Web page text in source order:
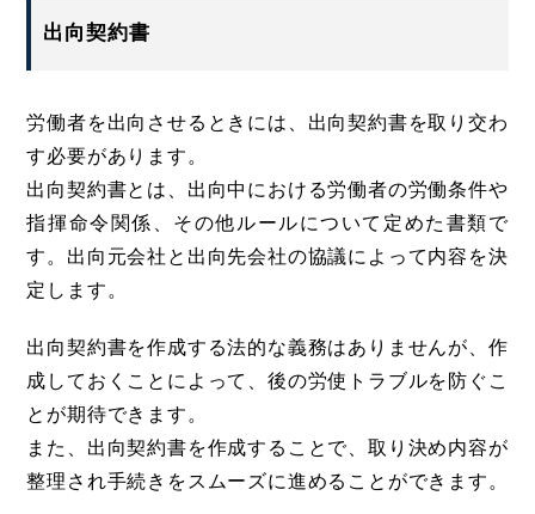
出向契約書
労働者を出向させるときには、出向契約書を取り交わ
す必要があります。
出向契約書とは、出向中における労働者の労働条件や
指揮命令関係、その他ルールについて定めた書類で
す。出向元会社と出向先会社の協議によって内容を決
定します。
出向契約書を作成する法的な義務はありませんが、作
成しておくことによって、後の労使トラブルを防ぐこ
とが期待できます。
また、出向契約書を作成することで、取り決め内容が
整理され手続きをスムーズに進めることができます。